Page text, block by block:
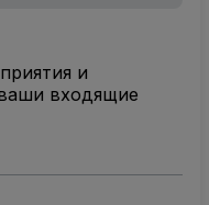
и
входящие